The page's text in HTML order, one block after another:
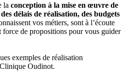
la conception à la mise en œuvre de
délais de réalisation, des budgets
vos métiers, sont à l’écoute
force de propositions pour vous guider
exemples de réalisation
Oudinot.